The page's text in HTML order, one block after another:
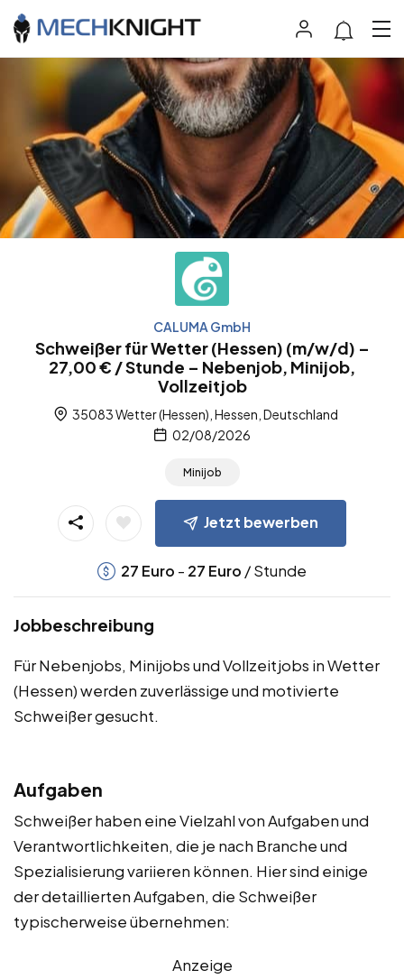
CALUMA GmbH
Schweißer für Wetter (Hessen) (m/w/d) –
27,00 € / Stunde – Nebenjob, Minijob,
Vollzeitjob
35083 Wetter (Hessen), Hessen, Deutschland
02/08/2026
Minijob
Jetzt bewerben
27 Euro - 27 Euro / Stunde
Jobbeschreibung
Für Nebenjobs, Minijobs und Vollzeitjobs in Wetter
(Hessen) werden zuverlässige und motivierte
Schweißer gesucht.
Aufgaben
Schweißer haben eine Vielzahl von Aufgaben und
Verantwortlichkeiten, die je nach Branche und
Spezialisierung variieren können. Hier sind einige
der detaillierten Aufgaben, die Schweißer
typischerweise übernehmen:
Anzeige